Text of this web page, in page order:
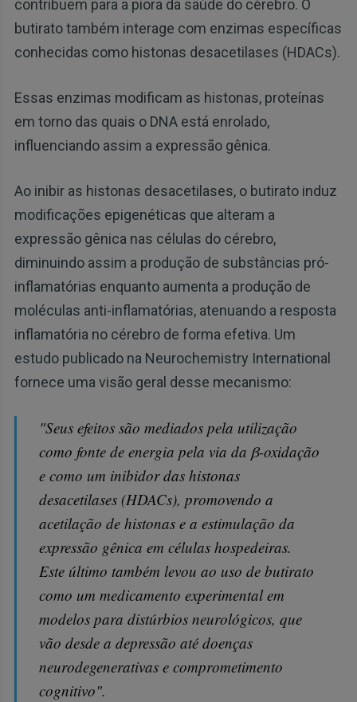
contribuem para a piora da saúde do cérebro. O
butirato também interage com enzimas específicas
conhecidas como histonas desacetilases (HDACs).
Essas enzimas modificam as histonas, proteínas
em torno das quais o DNA está enrolado,
influenciando assim a expressão gênica.
Ao inibir as histonas desacetilases, o butirato induz
modificações epigenéticas que alteram a
expressão gênica nas células do cérebro,
diminuindo assim a produção de substâncias pró-
inflamatórias enquanto aumenta a produção de
moléculas anti-inflamatórias, atenuando a resposta
inflamatória no cérebro de forma efetiva. Um
estudo publicado na Neurochemistry International
fornece uma visão geral desse mecanismo:
"Seus efeitos são mediados pela utilização
como fonte de energia pela via da β-oxidação
e como um inibidor das histonas
desacetilases (HDACs), promovendo a
acetilação de histonas e a estimulação da
expressão gênica em células hospedeiras.
Este último também levou ao uso de butirato
como um medicamento experimental em
modelos para distúrbios neurológicos, que
vão desde a depressão até doenças
neurodegenerativas e comprometimento
cognitivo".